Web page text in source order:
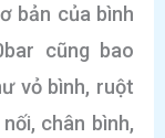
bản của bình
cũng bao
vỏ bình, ruột
chân bình,